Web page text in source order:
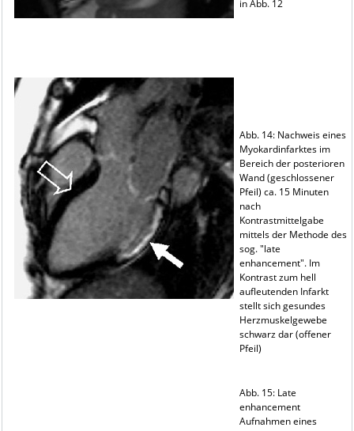
in Abb. 12
Abb. 14: Nachweis eines
Myokardinfarktes im
Bereich der posterioren
Wand (geschlossener
Pfeil) ca. 15 Minuten
nach
Kontrastmittelgabe
mittels der Methode des
sog. "late
enhancement". Im
Kontrast zum hell
aufleutenden Infarkt
stellt sich gesundes
Herzmuskelgewebe
schwarz dar (offener
Pfeil)
Abb. 15: Late
enhancement
Aufnahmen eines